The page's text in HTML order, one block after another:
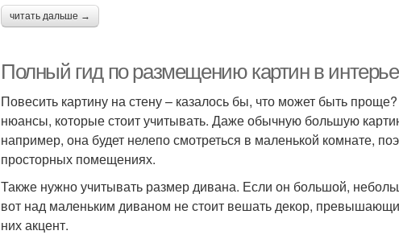
читать дальше →
Полный гид по размещению картин в
Повесить картину на стену – казалось бы, что может быть
нюансы, которые стоит учитывать. Даже обычную большую
например, она будет нелепо смотреться в маленькой комнате,
просторных помещениях.
Также нужно учитывать размер дивана. Если он большой,
вот над маленьким диваном не стоит вешать декор,
них акцент.